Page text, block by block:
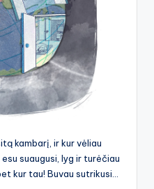
kambarį, ir kur vėliau
suaugusi, lyg ir turėčiau
kur tau! Buvau sutrikusi…